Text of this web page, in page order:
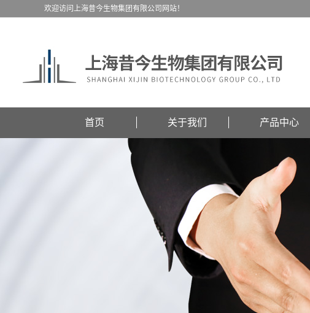
欢迎访问上海昔今生物集团有限公司网站！
首页 关于我们 产品中心